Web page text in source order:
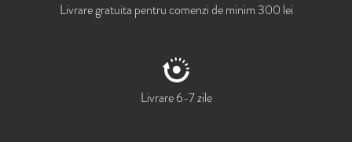
Livrare gratuita pentru comenzi de minim 300 lei
Livrare 6-7 zile